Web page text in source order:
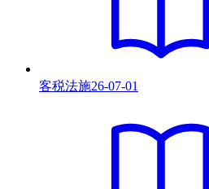
客税法施26-07-01